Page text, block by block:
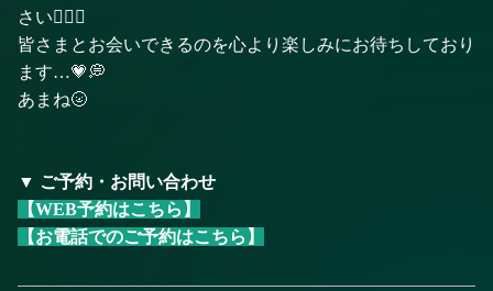
さい🙂‍↕️✨
皆さまとお会いできるのを心より楽しみにお待ちしており
ます…💗💭
あまね🌝
▼ ご予約・お問い合わせ
【WEB予約はこちら】
【お電話でのご予約はこちら】